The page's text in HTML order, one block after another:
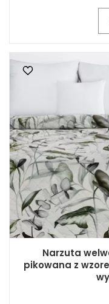
Narzuta
pikowana z